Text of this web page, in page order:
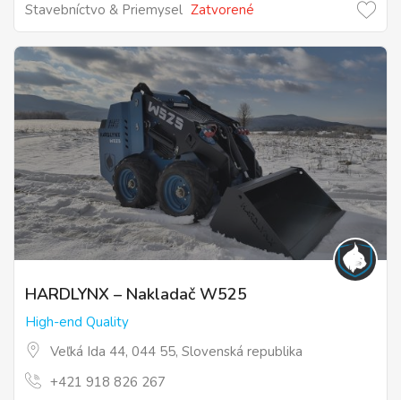
Stavebníctvo & Priemysel Zatvorené
HARDLYNX – Nakladač W525
High-end Quality
Veľká Ida 44, 044 55, Slovenská republika
+421 918 826 267